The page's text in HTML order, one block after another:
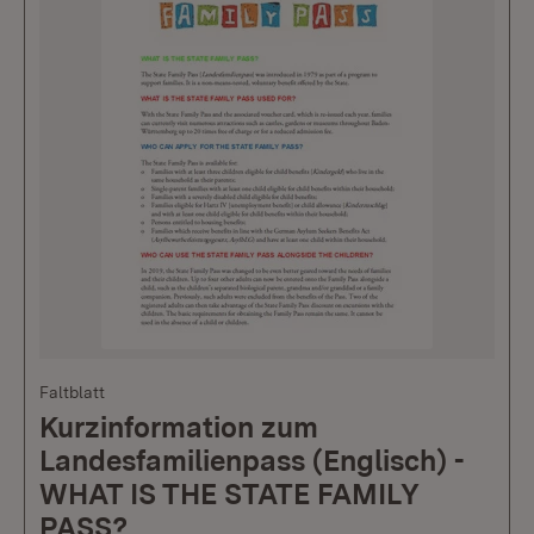
Faltblatt
Kurzinformation zum
Landesfamilienpass (Englisch) -
WHAT IS THE STATE FAMILY